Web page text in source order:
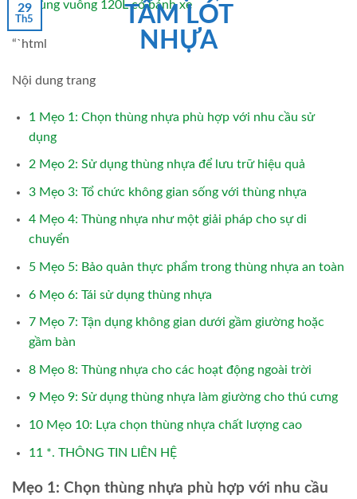
29
Th5
“`html
Nội dung trang
1
Mẹo 1: Chọn thùng nhựa phù hợp với nhu cầu sử
dụng
2Mẹo 2: Sử dụng thùng nhựa để lưu trữ hiệu quả
3Mẹo 3: Tổ chức không gian sống với thùng nhựa
4Mẹo 4: Thùng nhựa như một giải pháp cho sự di
chuyển
5Mẹo 5: Bảo quản thực phẩm trong thùng nhựa an toàn
6Mẹo 6: Tái sử dụng thùng nhựa
7Mẹo 7: Tận dụng không gian dưới gầm giường hoặc
gầm bàn
8Mẹo 8: Thùng nhựa cho các hoạt động ngoài trời
9Mẹo 9: Sử dụng thùng nhựa làm giường cho thú cưng
10Mẹo 10: Lựa chọn thùng nhựa chất lượng cao
11 *. THÔNG TIN LIÊN HỆ
Mẹo 1: Chọn thùng nhựa phù hợp với nhu cầu